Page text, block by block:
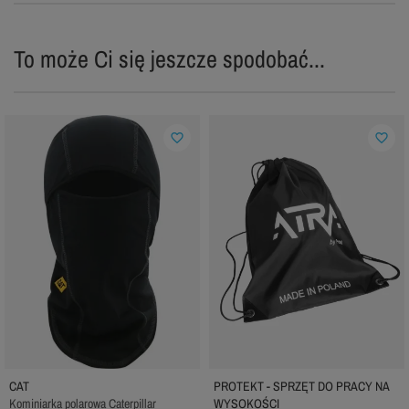
To może Ci się jeszcze spodobać...
CAT
Kominiarka polarowa Caterpillar
favorite_border
PROTEKT - SPRZĘT DO PRACY NA
WYSOKOŚCI
favorite_border